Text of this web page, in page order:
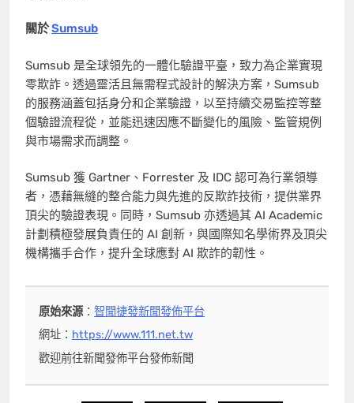
關於Sumsub
Sumsub 是全球領先的一體化驗證平臺，致力為企業實現
零欺詐。透過靈活且無需程式設計的解決方案，Sumsub
的服務涵蓋包括身分和企業驗證，以至持續交易監控等整
個驗證流程從，並能迅速因應不斷變化的風險、監管規例
與市場需求而調整。
Sumsub 獲 Gartner、Forrester 及 IDC 認可為行業領導
者，憑藉無縫的整合能力與先進的反欺詐技術，提供業界
頂尖的驗證表現。同時，Sumsub 亦透過其 AI Academic
計劃積極發展負責任的 AI 創新，與國際知名學術界及頂尖
機構攜手合作，提升全球應對 AI 欺詐的韌性。
原始來源：智聞捷發新聞發佈平台
網址： https://www.111.net.tw
歡迎前往新聞發佈平台發佈新聞